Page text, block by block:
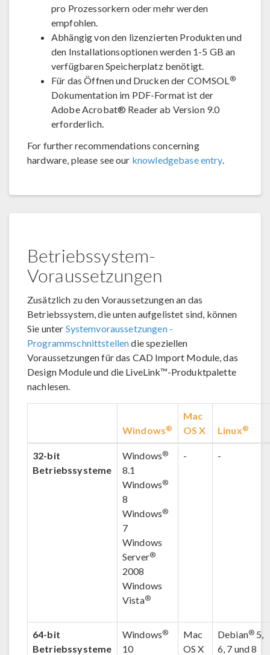
pro Prozessorkern oder mehr werden
empfohlen.
Abhängig von den lizenzierten Produkten und
den Installationsoptionen werden 1-5 GB an
verfügbaren Speicherplatz benötigt.
Für das Öffnen und Drucken der COMSOL®
Dokumentation im PDF-Format ist der
Adobe Acrobat® Reader ab Version 9.0
erforderlich.
For further recommendations concerning
hardware, please see our knowledgebase entry.
Betriebssystem-
Voraussetzungen
Zusätzlich zu den Voraussetzungen an das
Betriebssystem, die unten aufgelistet sind, können
Sie unter Systemvoraussetzungen -
Programmschnittstellendie speziellen
Voraussetzungen für das CAD Import Module, das
Design Module und die LiveLink™-Produktpalette
nachlesen.
Windows®
Mac
OS X
Linux®
32-bit
Betriebssysteme
Windows®
8.1
Windows®
8
Windows®
7
Windows
Server®
2008
Windows
Vista®
- -
64-bit
Betriebssysteme
Windows®
10
Mac
OS X
Debian® 5,
6, 7 und 8